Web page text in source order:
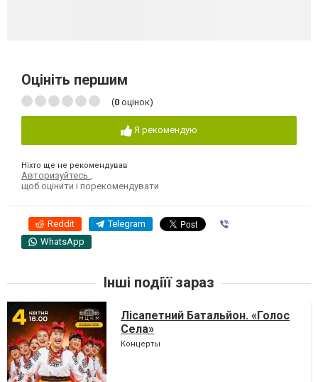
Оцініть першим
(0 оцінок)
Я рекомендую
Ніхто ще не рекомендував
Авторизуйтесь
щоб оцінити і порекомендувати
Reddit Telegram
WhatsApp
Інші подіїї зараз
Лісапетний Батальйон. «Голос
Села»
Концерты